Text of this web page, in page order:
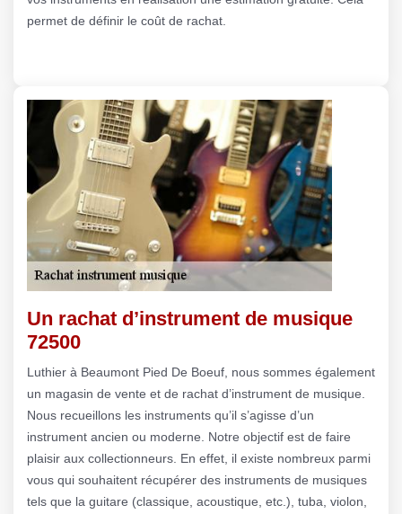
permet de définir le coût de rachat.
Un rachat d’instrument de musique
72500
Luthier à Beaumont Pied De Boeuf, nous sommes également
un magasin de vente et de rachat d’instrument de musique.
Nous recueillons les instruments qu’il s’agisse d’un
instrument ancien ou moderne. Notre objectif est de faire
plaisir aux collectionneurs. En effet, il existe nombreux parmi
vous qui souhaitent récupérer des instruments de musiques
tels que la guitare (classique, acoustique, etc.), tuba, violon,